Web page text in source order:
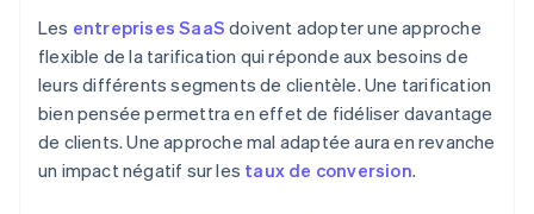
Les entreprises SaaS doivent adopter une approche
flexible de la tarification qui réponde aux besoins de
leurs différents segments de clientèle. Une tarification
bien pensée permettra en effet de fidéliser davantage
de clients. Une approche mal adaptée aura en revanche
un impact négatif sur les taux de conversion.